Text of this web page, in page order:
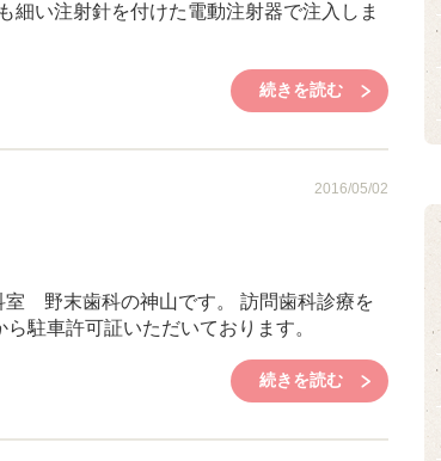
細い注射針を付けた電動注射器で注入しま
続きを読む
2016/05/02
野末歯科の神山です。 訪問歯科診療を
駐車許可証いただいております。
続きを読む